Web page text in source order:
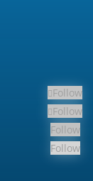
Follow
Follow
Follow
Follow